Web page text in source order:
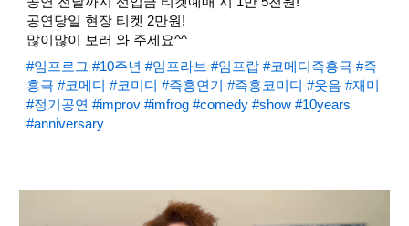
공연당일 현장 티켓 2만원!
많이많이 보러 와 주세요^^
#임프로그 #10주년 #임프라브 #임프랍 #코메디즉흥극 #즉
흥극 #코메디 #코미디 #즉흥연기 #즉흥코미디 #웃음 #재미
#정기공연 #improv #imfrog #comedy #show #10years
#anniversary